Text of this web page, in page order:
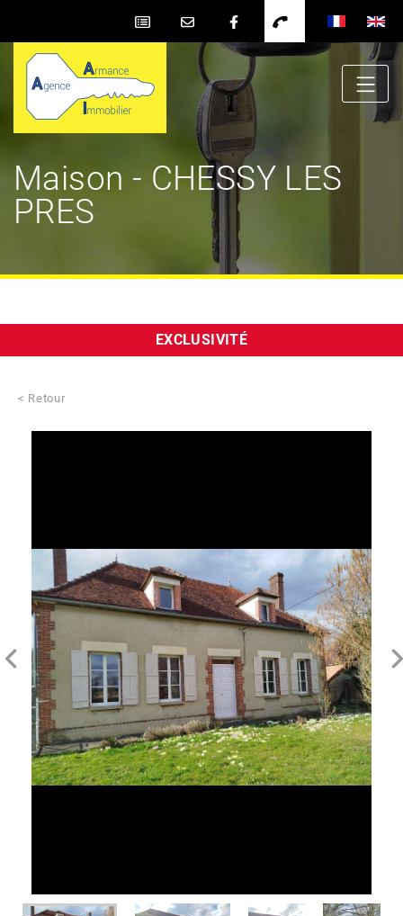
Maison - CHESSY LES
PRES
EXCLUSIVITÉ
< Retour